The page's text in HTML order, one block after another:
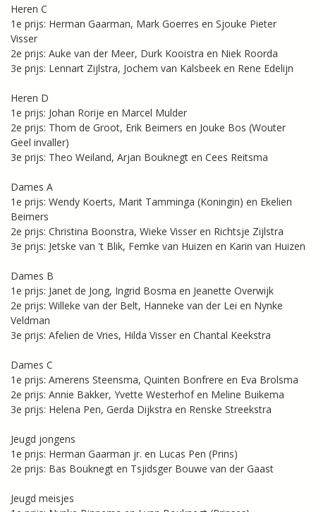
Heren C
1e prijs: Herman Gaarman, Mark Goerres en Sjouke Pieter
Visser
2e prijs: Auke van der Meer, Durk Kooistra en Niek Roorda
3e prijs: Lennart Zijlstra, Jochem van Kalsbeek en Rene Edelijn
Heren D
1e prijs: Johan Rorije en Marcel Mulder
2e prijs: Thom de Groot, Erik Beimers en Jouke Bos (Wouter
Geel invaller)
3e prijs: Theo Weiland, Arjan Bouknegt en Cees Reitsma
Dames A
1e prijs: Wendy Koerts, Marit Tamminga (Koningin) en Ekelien
Beimers
2e prijs: Christina Boonstra, Wieke Visser en Richtsje Zijlstra
3e prijs: Jetske van 't Blik, Femke van Huizen en Karin van Huizen
Dames B
1e prijs: Janet de Jong, Ingrid Bosma en Jeanette Overwijk
2e prijs: Willeke van der Belt, Hanneke van der Lei en Nynke
Veldman
3e prijs: Afelien de Vries, Hilda Visser en Chantal Keekstra
Dames C
1e prijs: Amerens Steensma, Quinten Bonfrere en Eva Brolsma
2e prijs: Annie Bakker, Yvette Westerhof en Meline Buikema
3e prijs: Helena Pen, Gerda Dijkstra en Renske Streekstra
Jeugd jongens
1e prijs: Herman Gaarman jr. en Lucas Pen (Prins)
2e prijs: Bas Bouknegt en Tsjidsger Bouwe van der Gaast
Jeugd meisjes